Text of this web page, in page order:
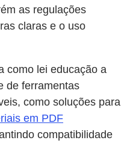
as regulações
claras e o uso
como lei educação a
de ferramentas
como soluções para
em PDF
compatibilidade